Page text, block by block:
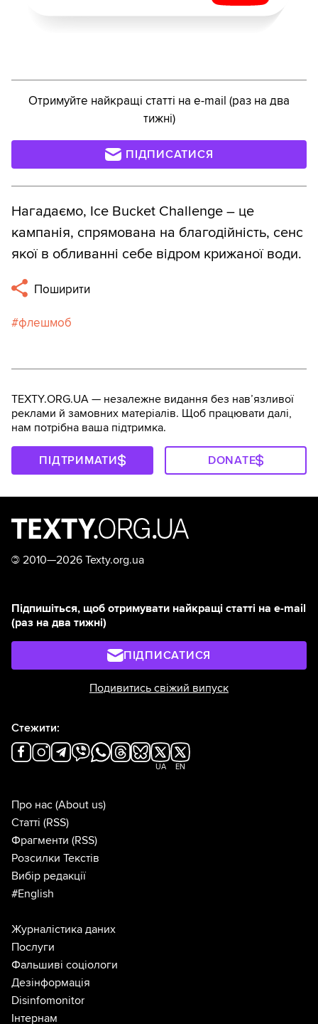
Отримуйте найкращі статті на e-mail (раз на два
тижні)
ПІДПИСАТИСЯ
Нагадаємо, Ice Bucket Challenge – це
кампанія, спрямована на благодійність, сенс
якої в обливанні себе відром крижаної води.
Поширити
флешмоб
TEXTY.ORG.UA — незалежне видання без навʼязливої
реклами й замовних матеріалів. Щоб працювати далі,
нам потрібна ваша підтримка.
ПІДТРИМАТИ DONATE
© 2010—2026 Texty.org.ua
Підпишіться, щоб отримувати найкращі статті на e-mail
(раз на два тижні)
ПІДПИСАТИСЯ
Подивитись свіжий випуск
Стежити:
UA EN
Про нас (About us)
Статті (RSS)
Фрагменти (RSS)
Розсилки Текстів
Вибір редакції
#English
Журналістика даних
Послуги
Фальшиві соціологи
Дезінформація
Disinfomonitor
Інтернам